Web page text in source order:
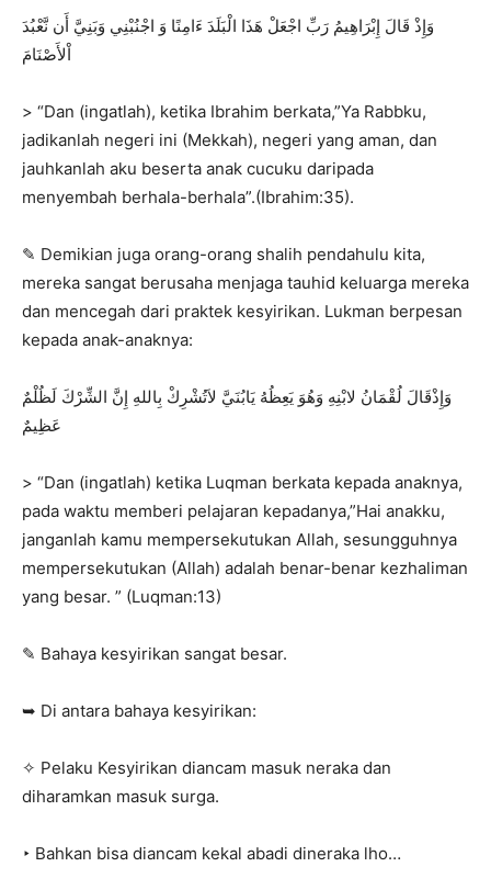
وَإِذْ قَالَ إِبْرَاهِيمُ رَبِّ اجْعَلْ هَذَا الْبَلَدَ ءَامِنًا وَ اجْنُبْنِي وَبَنِيَّ أَن نَّعْبُدَ
اْلأَصْنَامَ
> “Dan (ingatlah), ketika Ibrahim berkata,”Ya Rabbku,
jadikanlah negeri ini (Mekkah), negeri yang aman, dan
jauhkanlah aku beserta anak cucuku daripada
menyembah berhala-berhala”.(Ibrahim:35).
✎ Demikian juga orang-orang shalih pendahulu kita,
mereka sangat berusaha menjaga tauhid keluarga mereka
dan mencegah dari praktek kesyirikan. Lukman berpesan
kepada anak-anaknya:
وَإِذْقَالَ لُقْمَانُ لابْنِهِ وَهُوَ يَعِظُهُ يَابُنَيَّ لاَتُشْرِكْ بِاللهِ إِنَّ الشِّرْكَ لَظُلْمٌ
عَظِيمٌ
> “Dan (ingatlah) ketika Luqman berkata kepada anaknya,
pada waktu memberi pelajaran kepadanya,”Hai anakku,
janganlah kamu mempersekutukan Allah, sesungguhnya
mempersekutukan (Allah) adalah benar-benar kezhaliman
yang besar. ” (Luqman:13)
✎ Bahaya kesyirikan sangat besar.
➥ Di antara bahaya kesyirikan:
✧ Pelaku Kesyirikan diancam masuk neraka dan
diharamkan masuk surga.
‣ Bahkan bisa diancam kekal abadi dineraka lho…